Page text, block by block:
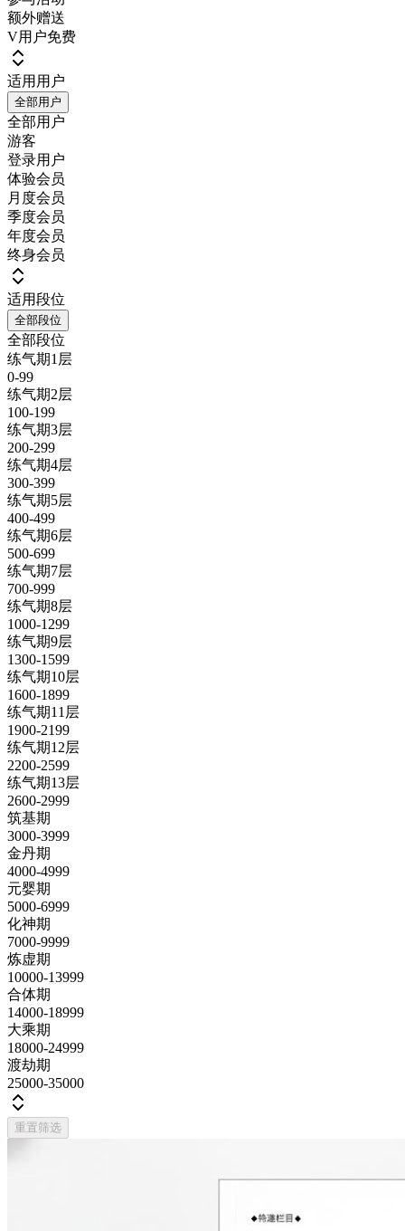
额外赠送
V用户免费
适用用户
全部用户
全部用户
游客
登录用户
体验会员
月度会员
季度会员
年度会员
终身会员
适用段位
全部段位
全部段位
练气期1层
0-99
练气期2层
100-199
练气期3层
200-299
练气期4层
300-399
练气期5层
400-499
练气期6层
500-699
练气期7层
700-999
练气期8层
1000-1299
练气期9层
1300-1599
练气期10层
1600-1899
练气期11层
1900-2199
练气期12层
2200-2599
练气期13层
2600-2999
筑基期
3000-3999
金丹期
4000-4999
元婴期
5000-6999
化神期
7000-9999
炼虚期
10000-13999
合体期
14000-18999
大乘期
18000-24999
渡劫期
25000-35000
重置筛选